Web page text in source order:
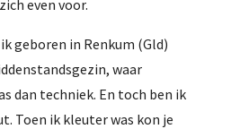
even voor.
geboren in Renkum (Gld)
waar
dan techniek. En toch ben ik
Toen ik kleuter was kon je